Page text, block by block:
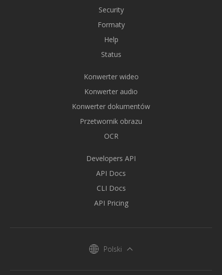
Security
Formaty
Help
Status
Konwerter wideo
Konwerter audio
Konwerter dokumentów
Przetwornik obrazu
OCR
Developers API
API Docs
CLI Docs
API Pricing
Polski